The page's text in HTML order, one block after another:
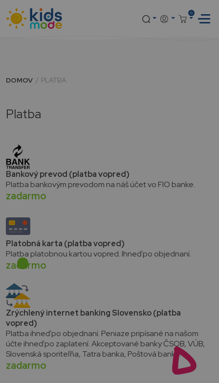
0
DOMOV PLATBA
Platba
Bankový prevod (platba vopred)
Platba bankovým prevodom na náš účet vo FIO banke.
zadarmo
Platobná karta (platba vopred)
Platba platobnou kartou vopred. Ihneď po objednaní.
zadarmo
Zrýchlený internet banking Slovensko (platba
vopred)
Platba ihneď po objednaní. Peniaze pripísané na našom
účte ihneď po zaplatení. Akceptované banky ČSOB, VÚB,
Slovenská sporiteľňa, Tatra banka, Poštová banka.
zadarmo